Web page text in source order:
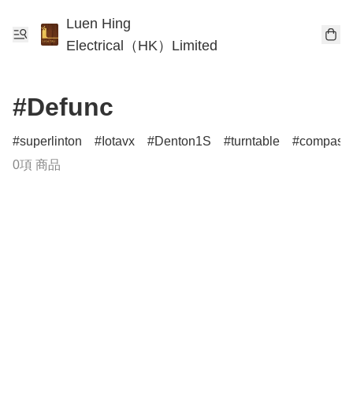
Luen Hing
Electrical（HK）Limited
#Defunc
superlinton Iotavx Denton1S turntable
compass
0項 商品